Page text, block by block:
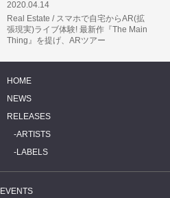
2020.04.14
Real Estate / スマホで自宅からAR(拡
張現実)ライブ体験! 最新作『The Main
Thing』を提げ、ARツアー
HOME
NEWS
RELEASES
ARTISTS
LABELS
EVENTS